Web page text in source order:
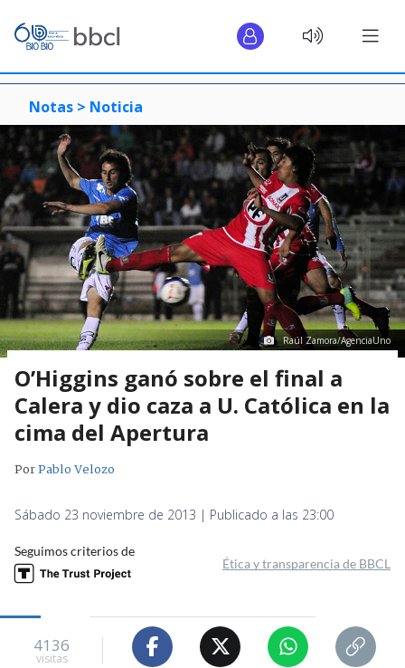
Notas > Noticia
Raúl Zamora/AgenciaUno
O’Higgins ganó sobre el final a
Calera y dio caza a U. Católica en la
cima del Apertura
PorPablo Velozo
Sábado 23 noviembre de 2013 | Publicado a las 23:00
Seguimos criterios de
Ética y transparencia de BBCL
4136
visitas